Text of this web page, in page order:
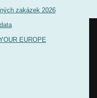
zakázek 2026
EUROPE